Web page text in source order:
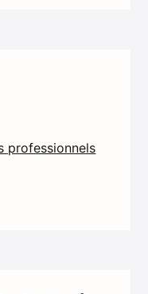
professionnels